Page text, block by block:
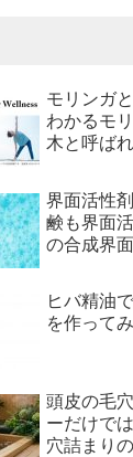
モリンガ
わかるモ
木と呼ば
界面活性
鹸も界面
の合成界
ヒバ精油
を作って
頭皮の毛
ーだけで
穴詰まり